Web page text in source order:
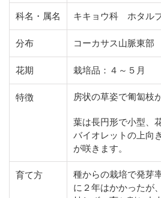
科名・属名 キキョウ科 ホタル
分布 コーカサス山脈東部
花期 栽培品：４～５月
特徴 房状の草姿で匍匐枝
葉は長円形で小型、
バイオレットの上向
が咲きます。
育て方
種からの栽培で発芽
に２年はかかったが